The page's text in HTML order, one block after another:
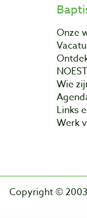
Onze
NOEST
Wie
Links
Werk
Copyright ©